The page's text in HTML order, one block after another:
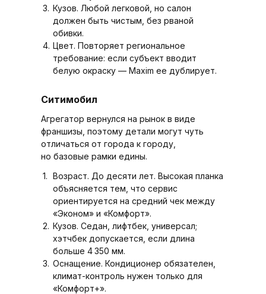
Кузов. Любой легковой, но салон
должен быть чистым, без рваной
обивки.
Цвет. Повторяет региональное
требование: если субъект вводит
белую окраску — Maxim ее дублирует.
Ситимобил
Агрегатор вернулся на рынок в виде
франшизы, поэтому детали могут чуть
отличаться от города к городу,
но базовые рамки едины.
Возраст. До десяти лет. Высокая планка
объясняется тем, что сервис
ориентируется на средний чек между
«Эконом» и «Комфорт».
Кузов. Седан, лифтбек, универсал;
хэтчбек допускается, если длина
больше 4 350 мм.
Оснащение. Кондиционер обязателен,
климат-контроль нужен только для
«Комфорт+».